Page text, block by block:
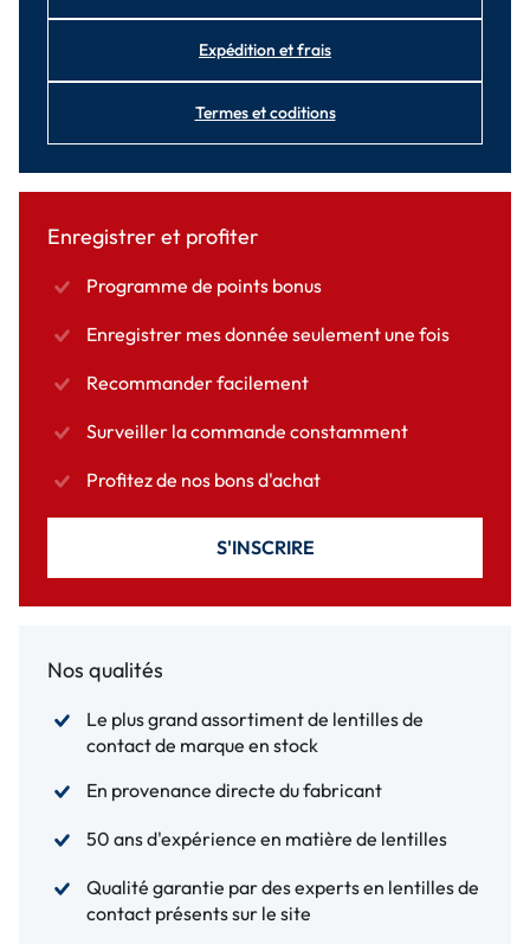
Expédition et frais
Termes et coditions
Enregistrer et profiter
Programme de points bonus
Enregistrer mes donnée seulement une fois
Recommander facilement
Surveiller la commande constamment
Profitez de nos bons d'achat
S'INSCRIRE
Nos qualités
Le plus grand assortiment de lentilles de
contact de marque en stock
En provenance directe du fabricant
50 ans d'expérience en matière de lentilles
Qualité garantie par des experts en lentilles de
contact présents sur le site